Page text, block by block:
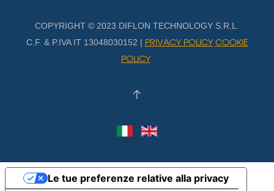
COPYRIGHT © 2023 DIFLON TECHNOLOGY S.R.L.
C.F. & P.IVA IT 13048030152 | PRIVACY POLICY COOKIE
POLICY
Le tue preferenze relative alla privacy